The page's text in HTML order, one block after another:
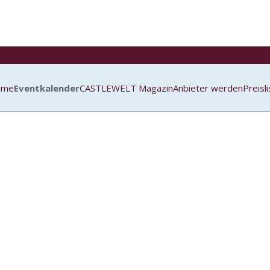
EventkalenderCASTLEWELT MagazinAnbieter werden